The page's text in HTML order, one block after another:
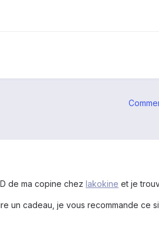
de ma copine chez lakokine et je
un cadeau, je vous recommande ce